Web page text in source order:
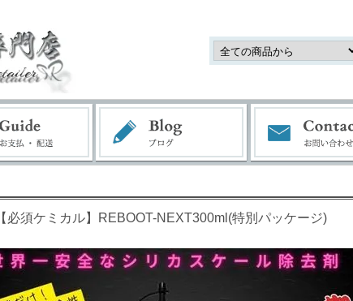
【必須ケミカル】REBOOT-NEXT300ml(特別パッケージ)